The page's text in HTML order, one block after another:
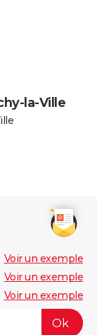
la-Ville
Voir un exemple
Voir un exemple
Voir un exemple